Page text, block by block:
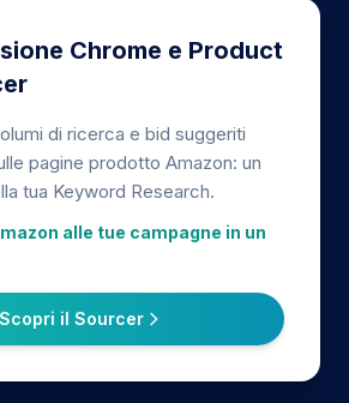
Chrome e Product
di ricerca e bid suggeriti
pagine prodotto Amazon: un
tua Keyword Research.
alle tue campagne in un
Scopri il Sourcer